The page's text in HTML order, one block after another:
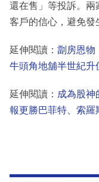
還在售」等投訴。兩
客戶的信心，避免發
延伸閱讀： 劏房恩物
牛頭角地舖半世紀升
延伸閱讀： 成為股神
報更勝巴菲特、索